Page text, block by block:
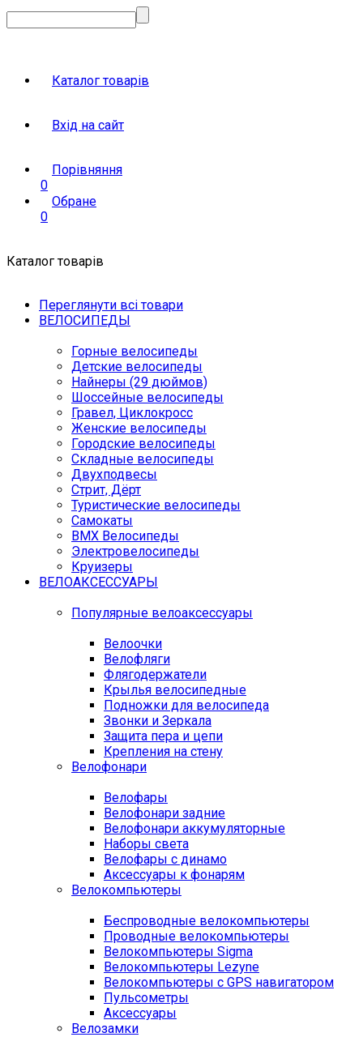
Каталог товарів
Вхід на сайт
Порівняння
0
Обране
0
Каталог товарів
Переглянути всі товари
ВЕЛОСИПЕДЫ
Горные велосипеды
Детские велосипеды
Найнеры (29 дюймов)
Шоссейные велосипеды
Гравел, Циклокросс
Женские велосипеды
Городcкие велосипеды
Складные велосипеды
Двухподвесы
Стрит, Дёрт
Туристические велосипеды
Самокаты
BMX Велосипеды
Электровелосипеды
Круизеры
ВЕЛОАКСЕССУАРЫ
Популярные велоаксессуары
Велоочки
Велофляги
Флягодержатели
Крылья велосипедные
Подножки для велосипеда
Звонки и Зеркала
Защита пера и цепи
Крепления на стену
Велофонари
Велофары
Велофонари задние
Велофонари аккумуляторные
Наборы света
Велофары с динамо
Аксессуары к фонарям
Велокомпьютеры
Беспроводные велокомпьютеры
Проводные велокомпьютеры
Велокомпьютеры Sigma
Велокомпьютеры Lezyne
Велокомпьютеры с GPS навигатором
Пульсометры
Аксессуары
Велозамки